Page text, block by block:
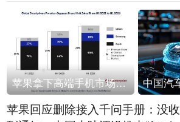
苹果拿下高端手机市场65%的份额：iPhone 17系列功不可没
苹果回应删除接入千问手册：没收